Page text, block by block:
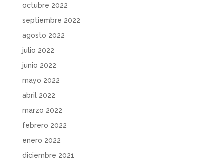
octubre 2022
septiembre 2022
agosto 2022
julio 2022
junio 2022
mayo 2022
abril 2022
marzo 2022
febrero 2022
enero 2022
diciembre 2021